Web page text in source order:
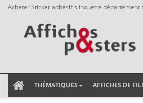
Acheter Sticker adhésif silhouette département
THÉMATIQUES AFFICHES DE